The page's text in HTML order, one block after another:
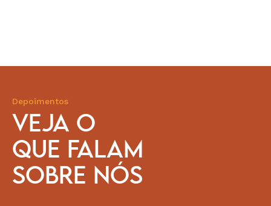
Depoimentos
VEJA O
QUE FALAM
SOBRE NÓS